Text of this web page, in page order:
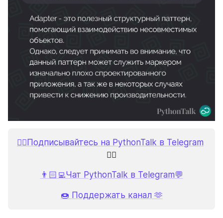
👉🏻Подписывайтесь на PythonTalk в Telegram
👈🏻
👨🏻‍💻Чат PythonTalk в Telegram💬
🍩 Поддержать канал 🫶